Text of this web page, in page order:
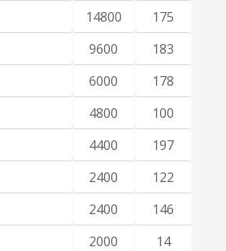
14800
175
9600
183
6000
178
4800
100
4400
197
2400
122
2400
146
2000
14